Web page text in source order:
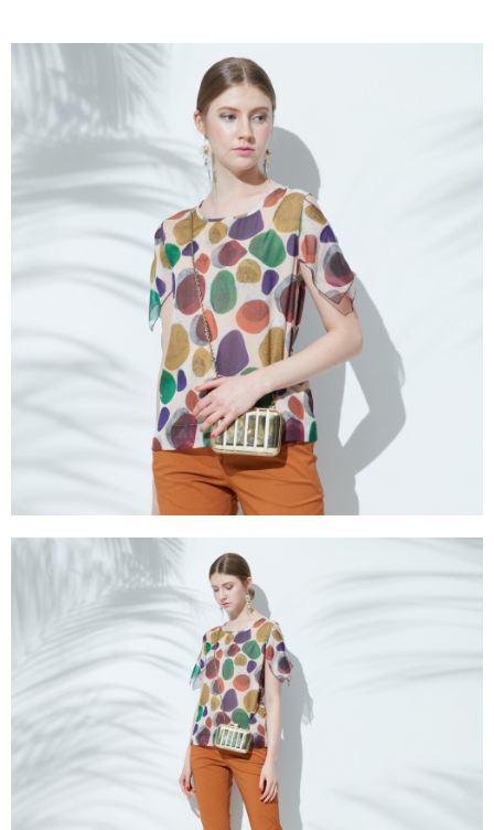
【大哥付你分期使用說明】
1.本服務由台灣大哥大提供，台灣大哥大用戶可立即使用無須另外申請。
2.付款方式選擇「大哥付你分期」，訂單成立後會自動跳轉到大哥付的交易
流程，驗證手機門號後，選擇欲分期的期數、繳款截止日，確認付款後即完
3.實際核准額度、可分期數及費用金額請依後續交易確認頁面所載為準。
4.訂單成立30分鐘內，如未前往確認交易或遇審核未通過，訂單將自動取
消。如遇「轉專審核」未通過狀況，表示未達大哥付你分期系統評分，恕無
法說明評估內容。
1.分期款項不併入電信帳單，「大哥付你分期」於每月結算日後寄送繳費提
2.透過簡訊連結打開帳單後，可選擇「超商條碼／台灣大直營門市／銀行轉
帳／街口支付／iPASS MONEY」等通路繳費。
【注意事項】
1.本服務係由「台灣大哥大股份有限公司」（以下簡稱本公司）所提供，讓
用戶於交易時，得透過本服務購買商品或服務，並由商店將買賣／分期付款
買賣價金債權讓與本公司後，依約使用本公司帳單繳交帳款。
2.基於同意付款使用「大哥付你分期」之契約關係目的，商店將以您的個人
資料（包含姓名、電話或地址）提供予台灣大哥大進項蒐集、處理及利用，
由本公司與您本人進行分期帳單所需資料之確認、核對及更正。
3.完整用戶服務條款，請詳閱以下連結：https://oppay.tw/userRule
AFTEE先享後付
相關說明
【關於「AFTEE先享後付」】
AFTEE先享後付是「在收到商品之後才付款」的支付方式。 讓您購物簡單
１．簡單：不需註冊會員、不需綁卡、不需儲值。
２．便利：只要手機號碼，簡訊認證，即可結帳。
３．安心：先確認商品／服務後，再付款。
【「AFTEE先享後付」結帳流程】
１．於結帳方式選擇「AFTEE先享後付」後，將跳轉至「AFTEE先享後付」
結帳頁面，進行簡訊認證並確認金額後，即可完成結帳。
２．訂單成立數日內，您將收到繳費通知簡訊。
３．收到繳費通知簡訊後14天內，點擊此簡訊中的連結，可透過四大超商／
ATM／網路銀行／等多元方式進行付款，方視為交易完成。
※ 請注意：結帳手續完成當下不需立刻繳費，但若您需要取消訂單，請聯絡
購買商品的店家。未經商家同意取消之訂單仍視為有效，需透過AFTEE先享
※ 交易是否成功請以「AFTEE先享後付 」之結帳頁面顯示為準，若有關於
是否繳費成功／繳費後需取消欲退款等相關疑問，請聯繫「AFTEE先享後付
https://netprotections.freshdesk.com/support/home
１．透過由恩沛科技股份有限公司提供之「AFTEE先享後付」服務完成之交
易，需依本服務之必要範圍內提供個人資料，並將交易相關給付款項請求債
權轉讓予恩沛科技股份有限公司。
２．關於個人資料處理事宜，請瀏覽以下網址：
３．未成年的使用者請事先徵得法定代理人或監護人之同意方可使用
「AFTEE先享後付」，若未經同意申辦者引起之損失，本公司不負相關責
４．使用「AFTEE先享後付」時，將依據個別帳號之用戶狀況，依本公司即
時審查核予不同之上限額度；若仍有額度不足之情形，本公司將視審查結果
５．嚴禁一人註冊多個帳號或使用他人資訊註冊。若發現惡意使用之情形，
恩沛科技股份有限公司將有權停止該用戶之使用額度並採取法律行動。
每筆NT$120，滿NT$2,000(含以上)免運費
每筆NT$120，滿NT$2,000(含以上)免運費
每筆NT$120，滿NT$2,000(含以上)免運費